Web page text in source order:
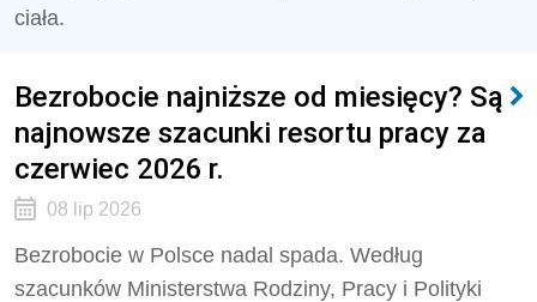
ciała.
Bezrobocie najniższe od miesięcy? Są
najnowsze szacunki resortu pracy za
czerwiec 2026 r.
08 lip 2026
Bezrobocie w Polsce nadal spada. Według
szacunków Ministerstwa Rodziny, Pracy i Polityki